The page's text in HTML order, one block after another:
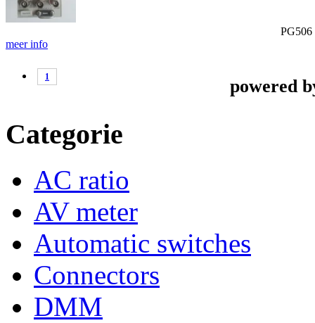
PG506
meer info
1 powered
Categorie
AC ratio
AV meter
Automatic switches
Connectors
DMM